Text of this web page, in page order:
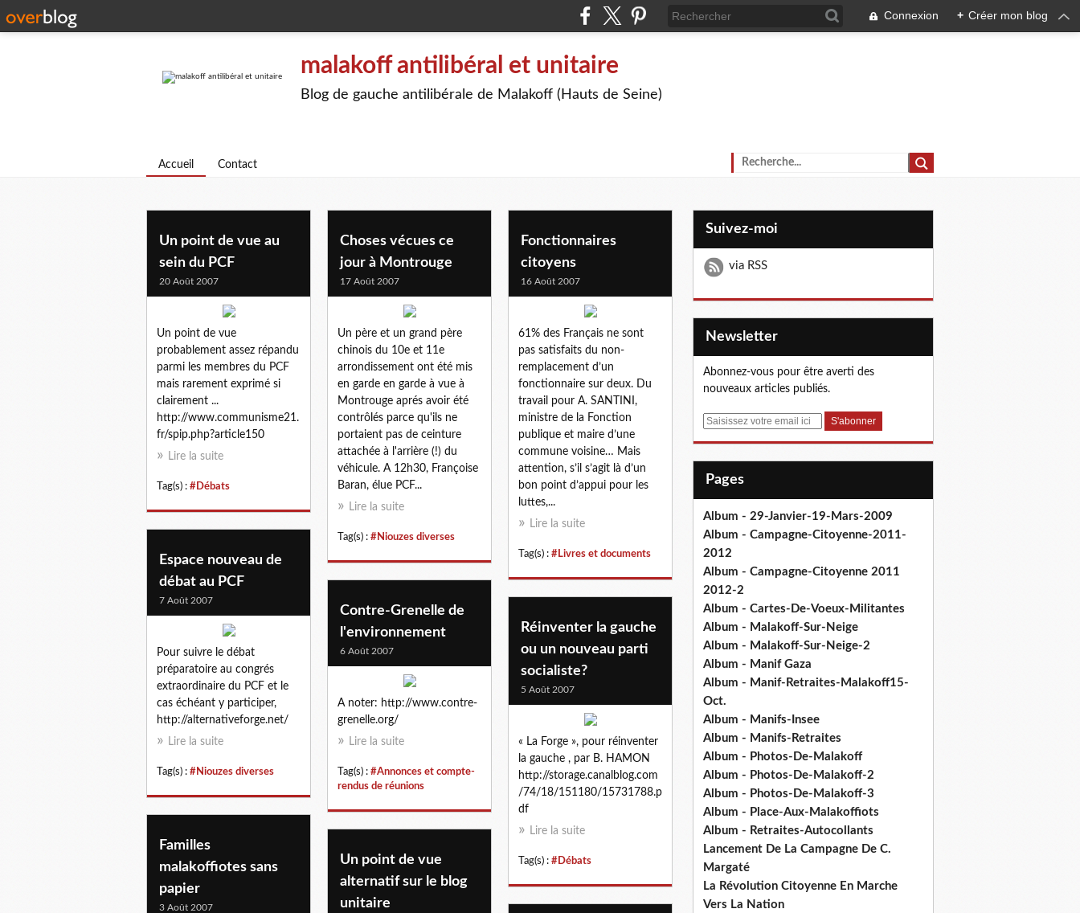
Connexion + Créer mon blog
malakoff antilibéral et unitaire
Blog de gauche antilibérale de Malakoff (Hauts de Seine)
Accueil Contact
Un point de vue au
sein du PCF
20 Août 2007
Un point de vue
probablement assez répandu
parmi les membres du PCF
mais rarement exprimé si
clairement ...
http://www.communisme21.
fr/spip.php?article150
Lire la suite
Tag(s) : #Débats
Choses vécues ce
jour à Montrouge
17 Août 2007
Un père et un grand père
chinois du 10e et 11e
arrondissement ont été mis
en garde en garde à vue à
Montrouge aprés avoir été
contrôlés parce qu'ils ne
portaient pas de ceinture
attachée à l'arrière (!) du
véhicule. A 12h30, Françoise
Baran, élue PCF...
Lire la suite
Tag(s) : #Niouzes diverses
Fonctionnaires
citoyens
16 Août 2007
61% des Français ne sont
pas satisfaits du non-
remplacement d’un
fonctionnaire sur deux. Du
travail pour A. SANTINI,
ministre de la Fonction
publique et maire d’une
commune voisine… Mais
attention, s’il s’agit là d’un
bon point d’appui pour les
luttes,...
Lire la suite
Tag(s) : #Livres et documents
Espace nouveau de
débat au PCF
7 Août 2007
Pour suivre le débat
préparatoire au congrés
extraordinaire du PCF et le
cas échéant y participer,
http://alternativeforge.net/
Lire la suite
Tag(s) : #Niouzes diverses
Contre-Grenelle de
l'environnement
6 Août 2007
A noter: http://www.contre-
grenelle.org/
Lire la suite
Tag(s) : #Annonces et compte-
rendus de réunions
Réinventer la gauche
ou un nouveau parti
socialiste?
5 Août 2007
« La Forge », pour réinventer
la gauche , par B. HAMON
http://storage.canalblog.com
/74/18/151180/15731788.p
df
Lire la suite
Tag(s) : #Débats
Familles
malakoffiotes sans
papier
3 Août 2007
Un point de vue
alternatif sur le blog
unitaire
Suivez-moi
via RSS
Newsletter
Abonnez-vous pour être averti des
nouveaux articles publiés.
E
Pages
Album - 29-Janvier-19-Mars-2009
Album - Campagne-Citoyenne-2011-
2012
Album - Campagne-Citoyenne 2011
2012-2
Album - Cartes-De-Voeux-Militantes
Album - Malakoff-Sur-Neige
Album - Malakoff-Sur-Neige-2
Album - Manif Gaza
Album - Manif-Retraites-Malakoff15-
Oct.
Album - Manifs-Insee
Album - Manifs-Retraites
Album - Photos-De-Malakoff
Album - Photos-De-Malakoff-2
Album - Photos-De-Malakoff-3
Album - Place-Aux-Malakoffiots
Album - Retraites-Autocollants
Lancement De La Campagne De C.
Margaté
La Révolution Citoyenne En Marche
Vers La Nation